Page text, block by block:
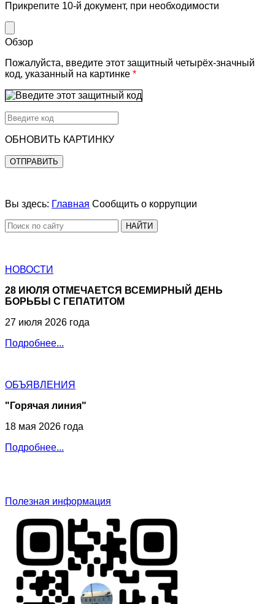
Прикрепите 10-й документ, при необходимости
Обзор
Пожалуйста, введите этот защитный четырёх-значный
код, указанный на картинке *
ОБНОВИТЬ КАРТИНКУ
ОТПРАВИТЬ
Вы здесь: Главная Сообщить о коррупции
НАЙТИ
НОВОСТИ
28 ИЮЛЯ ОТМЕЧАЕТСЯ ВСЕМИРНЫЙ ДЕНЬ
БОРЬБЫ С ГЕПАТИТОМ
27 июля 2026 года
Подробнее...
ОБЪЯВЛЕНИЯ
"Горячая линия"
18 мая 2026 года
Подробнее...
Полезная информация